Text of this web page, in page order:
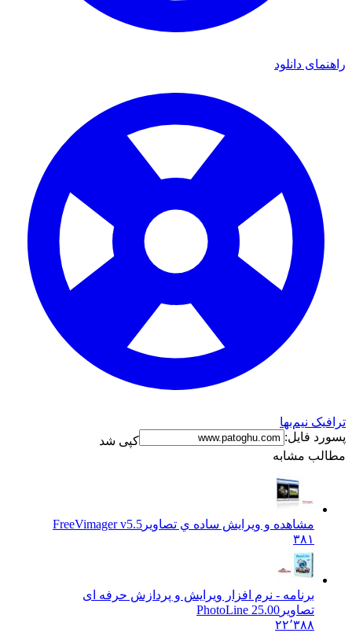
دانلود
نیم‌بها
فایل:
کپی شد
مشابه
مشاهده و ويرايش ساده ي تصاويرFreeVimager v5.5
برنامه - نرم افزار ویرایش و پردازش حرفه ای
تصاویرPhotoLine 25.00
۲۲٬۳۸۸